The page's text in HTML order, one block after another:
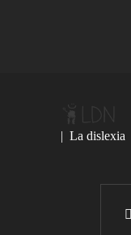
| La dislexia